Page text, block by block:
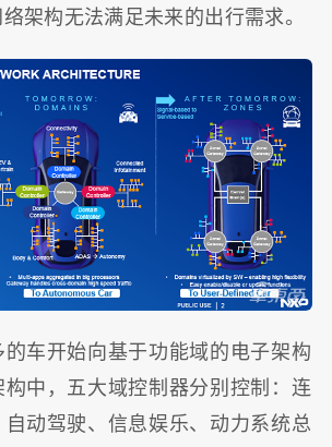
架构无法满足未来的出行需求。
车开始向基于功能域的电子架构
中，五大域控制器分别控制：连
动驾驶、信息娱乐、动力系统总